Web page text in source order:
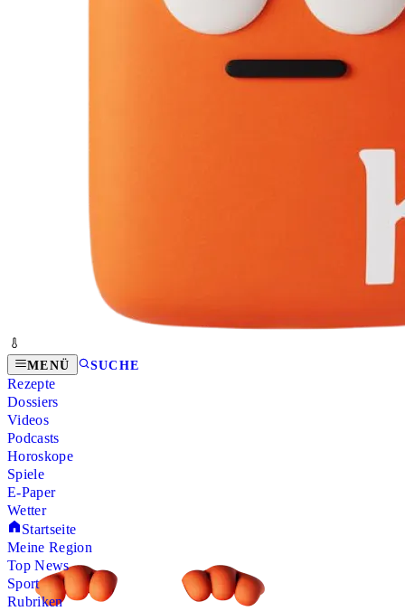
MENÜ SUCHE
Rezepte
Dossiers
Videos
Podcasts
Horoskope
Spiele
E-Paper
Wetter
Startseite
Meine Region
Top News
Sport
Rubriken